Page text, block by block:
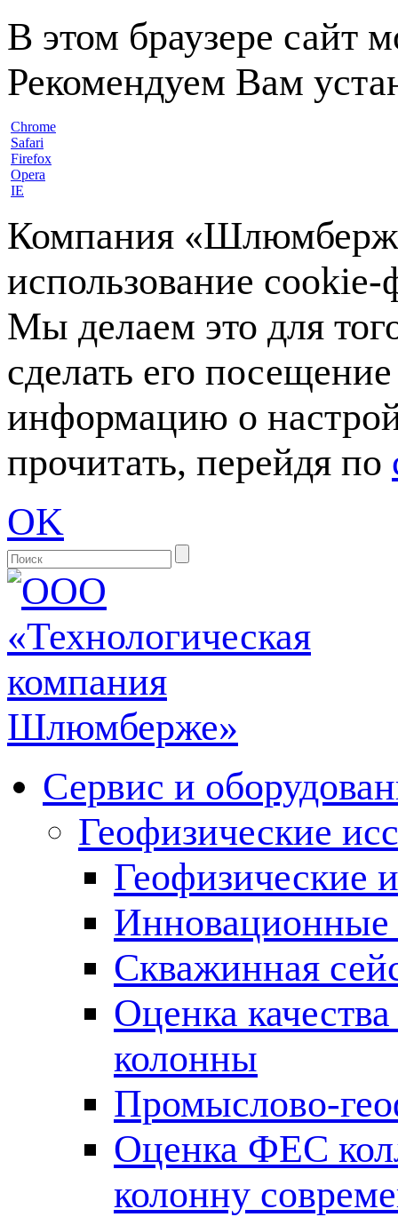
В этом браузере сайт
Рекомендуем Вам
Chrome
Safari
Firefox
Opera
IE
Компания
использование
Мы делаем это для
сделать его
информацию о
прочитать, перейдя по
OK
Сервис и
Геофизические
Геофизические
Инновационные
Скважинная
Оценка
колонны
Промыслово-
Оценка ФЕС
колонну